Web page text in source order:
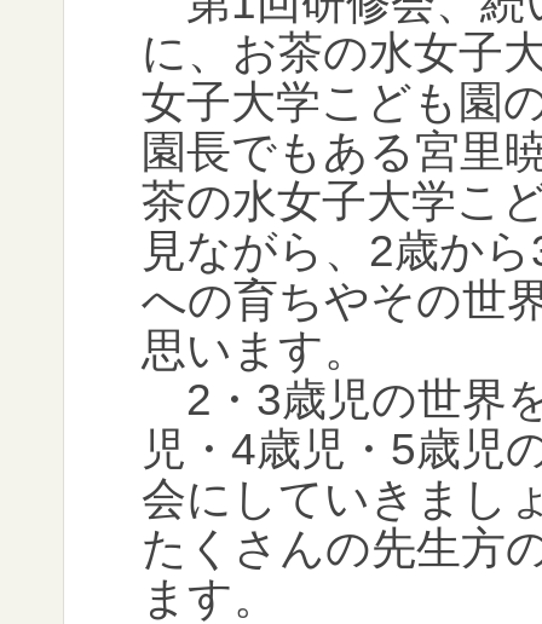
に、お茶の水女子
女子大学こども園
園長でもある宮里
茶の水女子大学こ
見ながら、2歳か
への育ちやその世
思います。
2・3歳児の世界
児・4歳児・5歳児
会にしていきまし
たくさんの先生方
ます。